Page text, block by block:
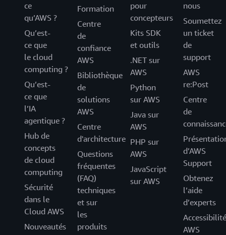
ce
qu’AWS ?
Qu’est-
ce que
le cloud
computing ?
Qu’est-
ce que
l’IA
agentique ?
Hub de
concepts
de cloud
computing
Sécurité
dans le
Cloud AWS
Nouveautés
Formation
Centre
de
confiance
AWS
Bibliothèque
de
solutions
AWS
Centre
d'architecture
Questions
fréquentes
(FAQ)
techniques
et sur
les
produits
pour
concepteurs
Kits SDK
et outils
.NET sur
AWS
Python
sur AWS
Java sur
AWS
PHP sur
AWS
JavaScript
sur AWS
nous
Soumettez
un ticket
de
support
AWS
re:Post
Centre
de
d’AWS
Support
Obtenez
l’aide
d’experts
Accessibilité
AWS